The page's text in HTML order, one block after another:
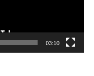
03:10